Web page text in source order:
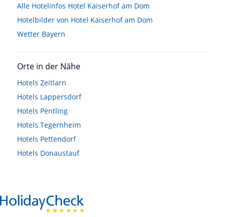
Alle Hotelinfos Hotel Kaiserhof am Dom
Hotelbilder von Hotel Kaiserhof am Dom
Wetter Bayern
Orte in der Nähe
Hotels Zeitlarn
Hotels Lappersdorf
Hotels Pentling
Hotels Tegernheim
Hotels Pettendorf
Hotels Donaustauf